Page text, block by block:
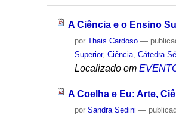
A Ciência e o Ensino
porThais Cardoso —
Superior,Ciência ,Cátedra
Localizado em
A Coelha e Eu: Arte,
porSandra Sedini —